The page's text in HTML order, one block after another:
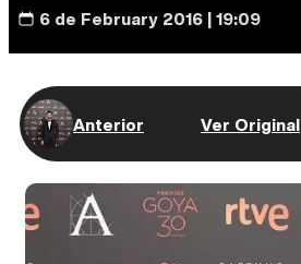
6 de February 2016 | 19:09
Anterior Ver Original